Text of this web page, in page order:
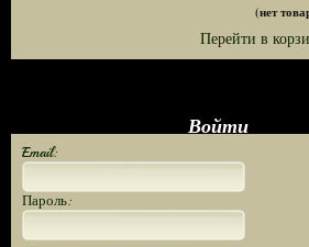
(нет
Перейти в
Войти
Email:
Пароль: